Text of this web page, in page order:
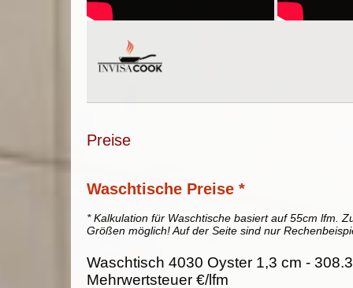
Preise
Waschtische Preise *
* Kalkulation für Waschtische basiert auf 55cm lfm.
Größen möglich! Auf der Seite sind nur
Waschtisch 4030 Oyster 1,3 cm -
Mehrwertsteuer €/lfm